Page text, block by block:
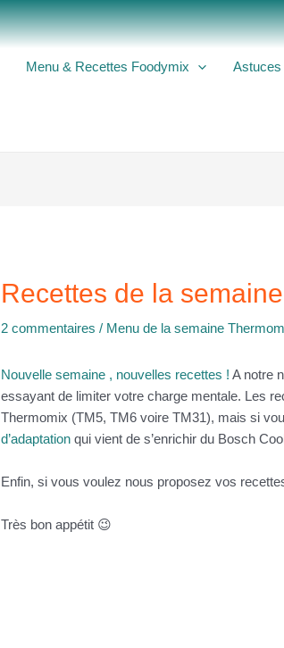
Menu & Recettes Foodymix Astuces
Recettes de la
2 commentaires / Menu de la semaine
Nouvelle semaine , nouvelles recettes ! A notre
essayant de limiter votre charge mentale. Les
Thermomix (TM5, TM6 voire TM31), mais si
d’adaptationqui vient de s’enrichir du Bosch
Enfin, si vous voulez nous proposez vos
Très bon appétit 😉